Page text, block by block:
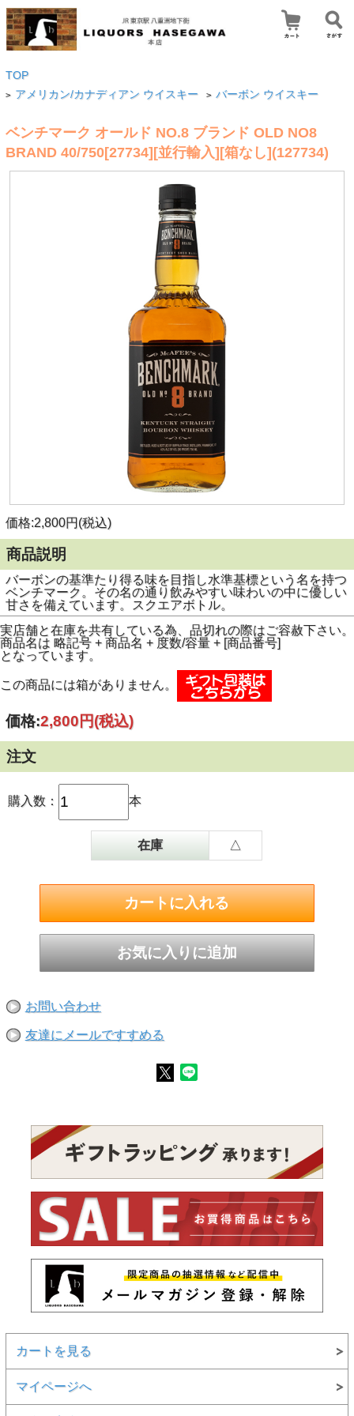
TOP
> アメリカン/カナディアン ウイスキー > バーボン ウイスキー
ベンチマーク オールド NO.8 ブランド OLD NO8
BRAND 40/750[27734][並行輸入][箱なし](127734)
価格:2,800円(税込)
商品説明
バーボンの基準たり得る味を目指し水準基標という名を持つ
ベンチマーク。その名の通り飲みやすい味わいの中に優しい
甘さを備えています。スクエアボトル。
実店舗と在庫を共有している為、品切れの際はご容赦下さい。
商品名は 略記号 + 商品名 + 度数/容量 + [商品番号]
となっています。
この商品には箱がありません。
価格:2,800円(税込)
注文
購入数： 本
在庫 △
お問い合わせ
友達にメールですすめる
カートを見る
マイページへ